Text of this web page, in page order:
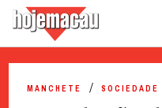
MANCHETE SOCIEDADE